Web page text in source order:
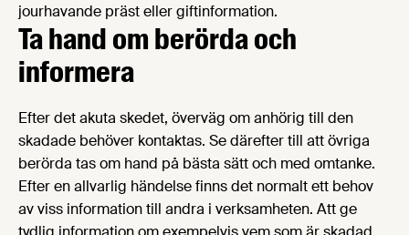
jourhavande präst eller giftinformation.
Ta hand om berörda och
informera
Efter det akuta skedet, överväg om anhörig till den
skadade behöver kontaktas. Se därefter till att övriga
berörda tas om hand på bästa sätt och med omtanke.
Efter en allvarlig händelse finns det normalt ett behov
av viss information till andra i verksamheten. Att ge